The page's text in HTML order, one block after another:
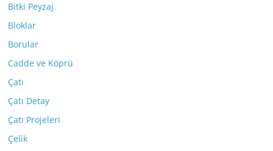
Bitki Peyzaj
Bloklar
Borular
Cadde ve Köprü
Çatı
Çatı Detay
Çatı Projeleri
Çelik